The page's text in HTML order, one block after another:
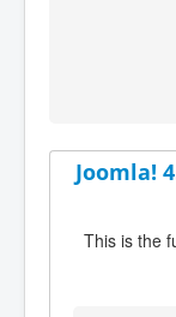
Joomla!
This is the